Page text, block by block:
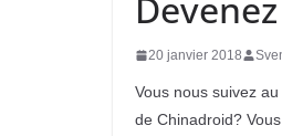
20 janvier 2018
Vous nous suivez
de Chinadroid?